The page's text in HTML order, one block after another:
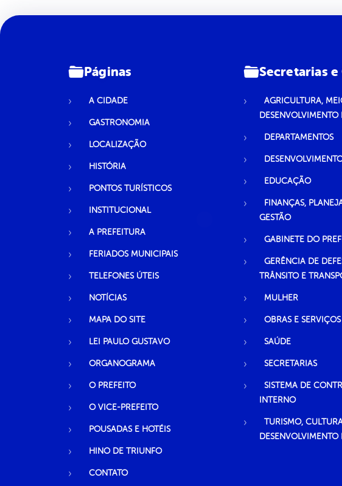
Páginas
A CIDADE
GASTRONOMIA
LOCALIZAÇÃO
HISTÓRIA
PONTOS TURÍSTICOS
INSTITUCIONAL
A PREFEITURA
FERIADOS MUNICIPAIS
TELEFONES ÚTEIS
NOTÍCIAS
MAPA DO SITE
LEI PAULO GUSTAVO
ORGANOGRAMA
O PREFEITO
O VICE-PREFEITO
POUSADAS E HOTÉIS
HINO DE TRIUNFO
CONTATO
Secretarias e
AGRICULTURA,
DESENVOLVIMENTO
DEPARTAMENTOS
EDUCAÇÃO
FINANÇAS,
GESTÃO
GABINETE DO
GERÊNCIA DE
TRÂNSITO E
MULHER
OBRAS E
SAÚDE
SECRETARIAS
SISTEMA DE
INTERNO
TURISMO,
DESENVOLVIMENTO